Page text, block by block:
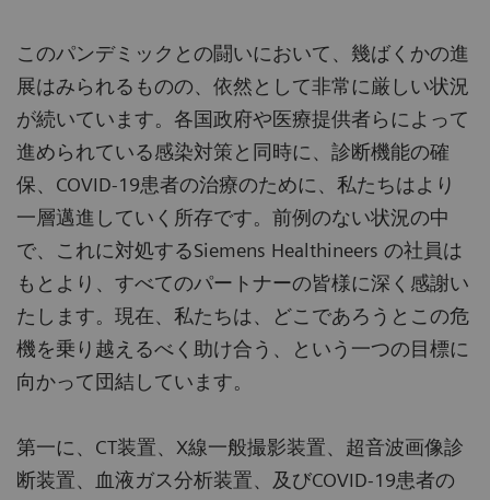
このパンデミックとの闘いにおいて、幾ばくかの進
展はみられるものの、依然として非常に厳しい状況
が続いています。各国政府や医療提供者らによって
進められている感染対策と同時に、診断機能の確
保、COVID-19患者の治療のために、私たちはより
一層邁進していく所存です。前例のない状況の中
で、これに対処するSiemens Healthineers の社員は
もとより、すべてのパートナーの皆様に深く感謝い
たします。現在、私たちは、どこであろうとこの危
機を乗り越えるべく助け合う、という一つの目標に
向かって団結しています。
第一に、CT装置、X線一般撮影装置、超音波画像診
断装置、血液ガス分析装置、及びCOVID-19患者の